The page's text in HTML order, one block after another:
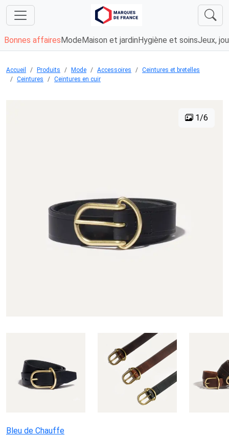
Bonnes affaires Mode Maison et jardin Hygiène et soinsJeux,
Accueil Produits Mode Accessoires
Ceintures et bretelles
Ceintures
Ceintures en cuir
1/6
Bleu de Chauffe